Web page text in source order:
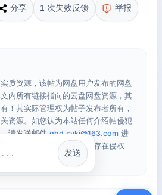
分享 1 次失效反馈 举报
质资源，该帖为网盘用户发布的网盘
内所有链接指向的云盘网盘资源，其
！其实际管理权为帖子发布者所有，
资源。如您认为本站任何介绍帖侵犯
请发送邮件qhd.sykj@163.com 进
确认本文链接指向的资源存在侵权
介绍帖子！
发送